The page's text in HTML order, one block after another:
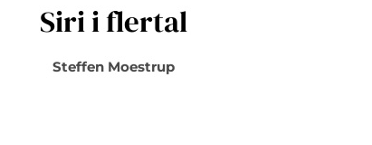
Siri i flertal
Steffen Moestrup